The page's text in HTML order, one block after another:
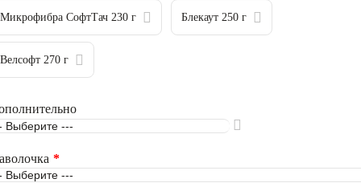
Микрофибра СофтТач 230 г Блекаут 250 г
Велсофт 270 г